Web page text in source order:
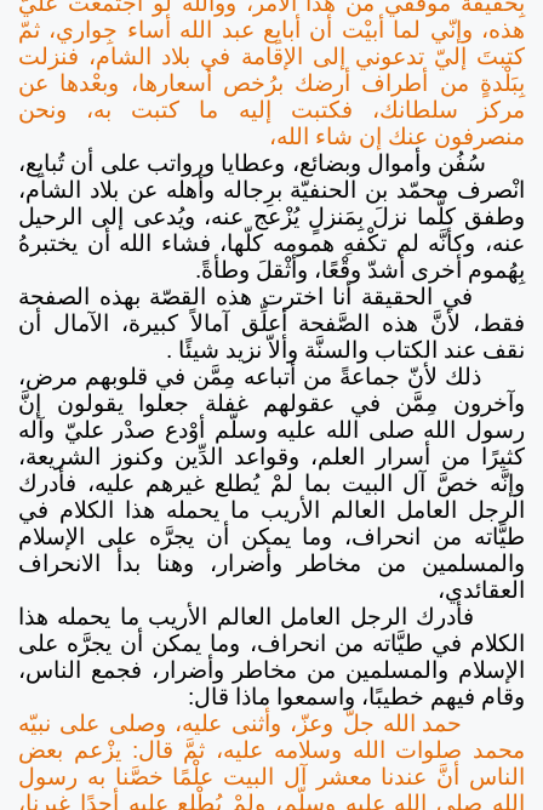
هذه، وإنّي لما أبيْت أن أبايِع عبد الله أساء جِواري، ثمّ
كتبتَ إليّ تدعوني إلى الإقامة في بلاد الشام، فنزلت
بِبَلْدةٍ من أطراف أرضك برُخص أسعارها، وبعْدها عن
مركز سلطانك، فكتبت إليه ما كتبت به، ونحن
منصرفون عنك إن شاء الله،
سُفُن وأموال وبضائع، وعطايا ورواتب على أن تُبايِع،
انْصرف محمّد بن الحنفيّة برِجاله وأهله عن بلاد الشام،
وطفق كلَّما نزلَ بِمَنزلٍ يُزْعج عنه، ويُدعى إلى الرحيل
عنه، وكأنَّه لم تكْفهِ همومه كلّها، فشاء الله أن يختبرهُ
بِهُموم أخرى أشدّ وقْعًا، وأثْقلَ وطأةً.
في الحقيقة أنا اخترت هذه القصّة بهذه الصفحة
فقط، لأنَّ هذه الصَّفحة أعلِّق آمالاً كبيرة، الآمال أن
نقف عند الكتاب والسنَّة وألاّ نزيد شيئًا .
ذلك لأنّ جماعةً من أتباعه مِمَّن في قلوبهم مرض،
وآخرون مِمَّن في عقولهم غفلة جعلوا يقولون إنَّ
رسول الله صلى الله عليه وسلّم أوْدع صدْر عليّ وآله
كثيرًا من أسرار العلم، وقواعد الدِّين وكنوز الشريعة،
وإنَّه خصَّ آل البيت بما لمْ يُطلع غيرهم عليه، فأدرك
الرجل العامل العالم الأريب ما يحمله هذا الكلام في
طيَّاته من انحراف، وما يمكن أن يجرَّه على الإسلام
والمسلمين من مخاطر وأضرار، وهنا بدأ الانحراف
العقائدي،
فأدرك الرجل العامل العالم الأريب ما يحمله هذا
الكلام في طيَّاته من انحراف، وما يمكن أن يجرَّه على
الإسلام والمسلمين من مخاطر وأضرار، فجمع الناس،
وقام فيهم خطيبًا، واسمعوا ماذا قال:
حمد الله جلّ وعزّ، وأثنى عليه، وصلى على نبيّه
محمد صلوات الله وسلامه عليه، ثمَّ قال: يزْعم بعض
الناس أنَّ عندنا معشر آل البيت علْمًا خصَّنا به رسول
الله صلى الله عليه وسلّم، ولمْ يُطْلع عليه أحدًا غيرنا،